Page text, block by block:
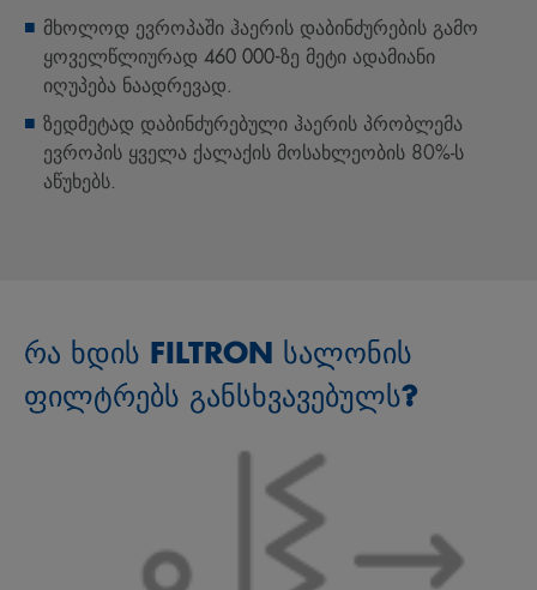
მხოლოდ ევროპაში ჰაერის დაბინძურების გამო
ყოველწლიურად 460 000-ზე მეტი ადამიანი
იღუპება ნაადრევად.
ზედმეტად დაბინძურებული ჰაერის პრობლემა
ევროპის ყველა ქალაქის მოსახლეობის 80%-ს
აწუხებს.
რა ხდის FILTRON სალონის
ფილტრებს განსხვავებულს?